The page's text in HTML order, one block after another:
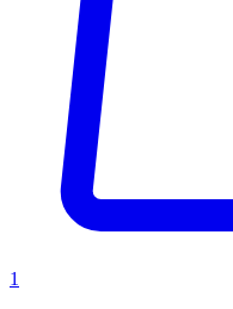
1